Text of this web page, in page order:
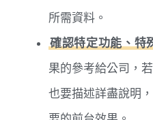
所需資料。
確認特定功能、特
果的參考給公司，
也要描述詳盡說明